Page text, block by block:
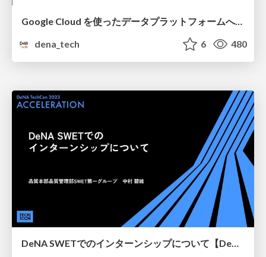
Google Cloud を使ったデータプラットフォームへの変革と 最新の活用状況について
dena_tech
6 480